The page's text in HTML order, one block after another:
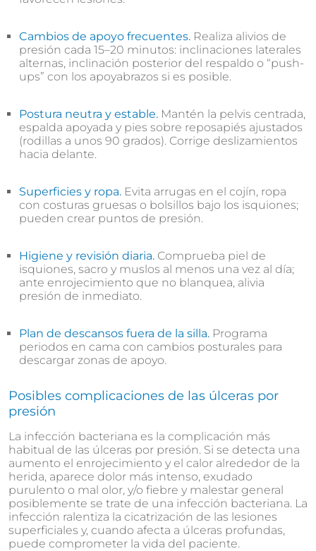
Cambios de apoyo frecuentes. Realiza alivios de
presión cada 15–20 minutos: inclinaciones laterales
alternas, inclinación posterior del respaldo o “push-
ups” con los apoyabrazos si es posible.
Postura neutra y estable. Mantén la pelvis centrada,
espalda apoyada y pies sobre reposapiés ajustados
(rodillas a unos 90 grados). Corrige deslizamientos
hacia delante.
Superficies y ropa. Evita arrugas en el cojín, ropa
con costuras gruesas o bolsillos bajo los isquiones;
pueden crear puntos de presión.
Higiene y revisión diaria. Comprueba piel de
isquiones, sacro y muslos al menos una vez al día;
ante enrojecimiento que no blanquea, alivia
presión de inmediato.
Plan de descansos fuera de la silla. Programa
periodos en cama con cambios posturales para
descargar zonas de apoyo.
Posibles complicaciones de las úlceras por
presión
La infección bacteriana es la complicación más
habitual de las úlceras por presión. Si se detecta una
aumento el enrojecimiento y el calor alrededor de la
herida, aparece dolor más intenso, exudado
purulento o mal olor, y/o fiebre y malestar general
posiblemente se trate de una infección bacteriana. La
infección ralentiza la cicatrización de las lesiones
superficiales y, cuando afecta a úlceras profundas,
puede comprometer la vida del paciente.